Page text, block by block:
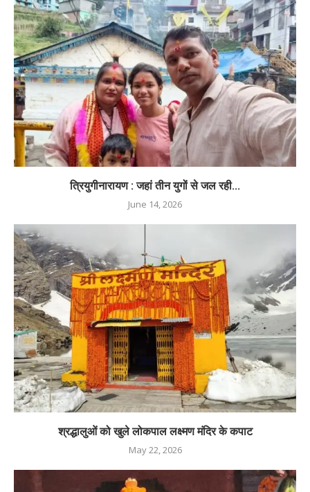
त्रियुगीनारायण : जहां तीन युगों से जल रही...
June 14, 2026
श्रद्धालुओं को खुले लोकपाल लक्ष्मण मंदिर के कपाट
May 22, 2026